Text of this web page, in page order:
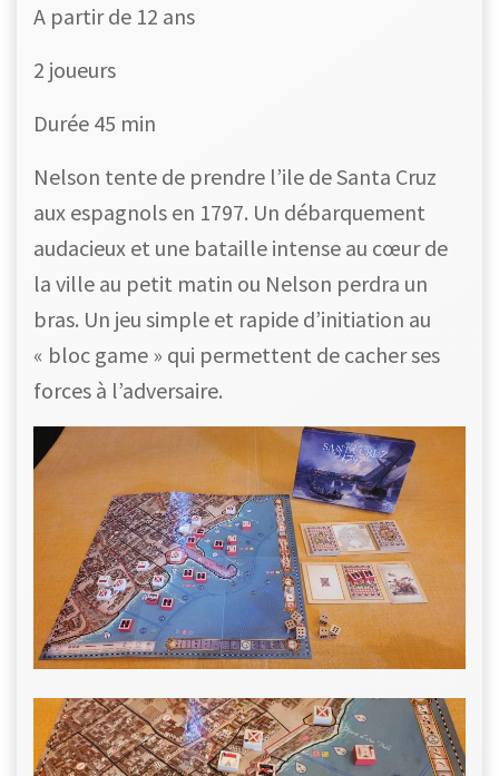
A partir de 12 ans
2 joueurs
Durée 45 min
Nelson tente de prendre l’ile de Santa Cruz
aux espagnols en 1797. Un débarquement
audacieux et une bataille intense au cœur de
la ville au petit matin ou Nelson perdra un
bras. Un jeu simple et rapide d’initiation au
« bloc game » qui permettent de cacher ses
forces à l’adversaire.